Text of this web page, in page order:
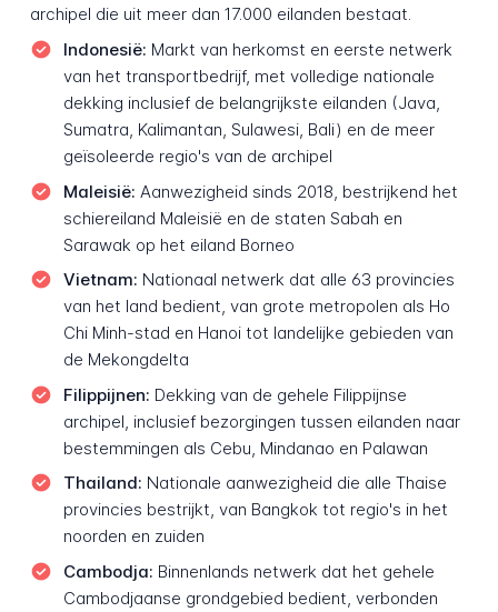
archipel die uit meer dan 17.000 eilanden bestaat.
Indonesië: Markt van herkomst en eerste netwerk
van het transportbedrijf, met volledige nationale
dekking inclusief de belangrijkste eilanden (Java,
Sumatra, Kalimantan, Sulawesi, Bali) en de meer
geïsoleerde regio's van de archipel
Maleisië: Aanwezigheid sinds 2018, bestrijkend het
schiereiland Maleisië en de staten Sabah en
Sarawak op het eiland Borneo
Vietnam: Nationaal netwerk dat alle 63 provincies
van het land bedient, van grote metropolen als Ho
Chi Minh-stad en Hanoi tot landelijke gebieden van
de Mekongdelta
Filippijnen: Dekking van de gehele Filippijnse
archipel, inclusief bezorgingen tussen eilanden naar
bestemmingen als Cebu, Mindanao en Palawan
Thailand: Nationale aanwezigheid die alle Thaise
provincies bestrijkt, van Bangkok tot regio's in het
noorden en zuiden
Cambodja: Binnenlands netwerk dat het gehele
Cambodjaanse grondgebied bedient, verbonden